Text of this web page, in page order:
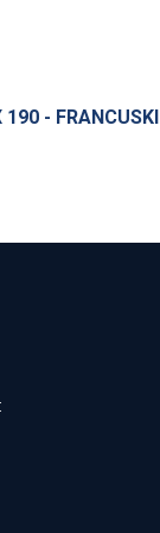
190 - FRANCUSKI